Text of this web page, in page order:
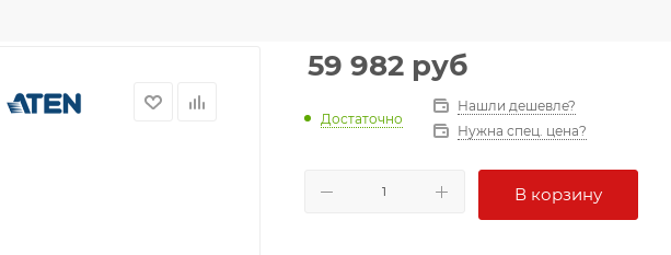
59 982 руб
Достаточно
Нашли дешевле?
Нужна спец. цена?
В корзину